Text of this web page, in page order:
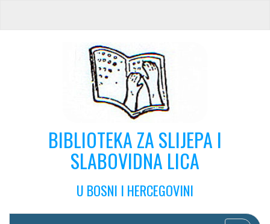
BIBLIOTEKA ZA SLIJEPA I
SLABOVIDNA LICA
U BOSNI I HERCEGOVINI